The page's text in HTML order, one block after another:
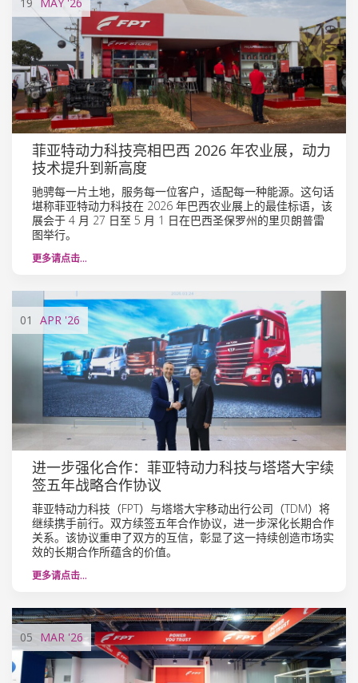
菲亚特动力科技亮相巴西 2026 年农业展，动力
技术提升到新高度
驰骋每一片土地，服务每一位客户，适配每一种能源。这句话
堪称菲亚特动力科技在 2026 年巴西农业展上的最佳标语，该
展会于 4 月 27 日至 5 月 1 日在巴西圣保罗州的里贝朗普雷
图举行。
更多请点击…
01 APR '26
进一步强化合作：菲亚特动力科技与塔塔大宇续
签五年战略合作协议
菲亚特动力科技（FPT）与塔塔大宇移动出行公司（TDM）将
继续携手前行。双方续签五年合作协议，进一步深化长期合作
关系。该协议重申了双方的互信，彰显了这一持续创造市场实
效的长期合作所蕴含的价值。
更多请点击…
05 MAR '26